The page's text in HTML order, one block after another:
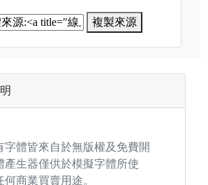
複製來源
字體皆來自於無版權及免費開
產生器僅供於模擬字體所使
商業買賣用途。